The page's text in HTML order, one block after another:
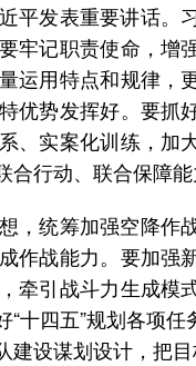
发表重要讲话。
牢记职责使命，增
运用特点和规律，
优势发挥好。要抓
、实案化训练，加
行动、联合保障能
统筹加强空降作
作战能力。要加强
牵引战斗力生成模
十四五”规划各项
设谋划设计，把目